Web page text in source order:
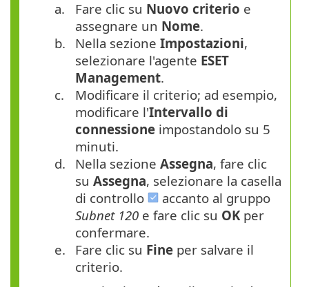
a.
Fare clic su Nuovo criterio e
assegnare un Nome.
b.
Nella sezione Impostazioni,
selezionare l'agente ESET
Management.
c.
Modificare il criterio; ad esempio,
modificare l'Intervallo di
connessione impostandolo su 5
minuti.
d.
Nella sezione Assegna, fare clic
su Assegna, selezionare la casella
di controllo
accanto al gruppo
Subnet 120 e fare clic su OK per
confermare.
e.
Fare clic su Fine per salvare il
criterio.